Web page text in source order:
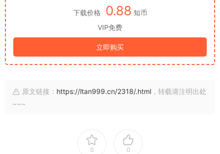
下载价格 0.88 知币
VIP免费
立即购买
原文链接： https://ltan999.cn/2318/.html ，转载请注明出处
~~~
0 0